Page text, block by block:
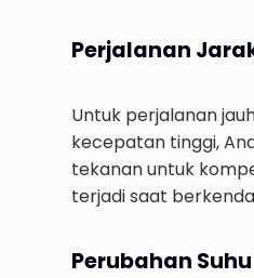
Perjalanan
Untuk perjalanan
kecepatan tinggi,
tekanan untuk
terjadi saat
Perubahan